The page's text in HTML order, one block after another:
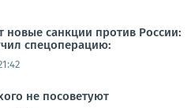
новые санкции против России:
спецоперацию:
не посоветуют